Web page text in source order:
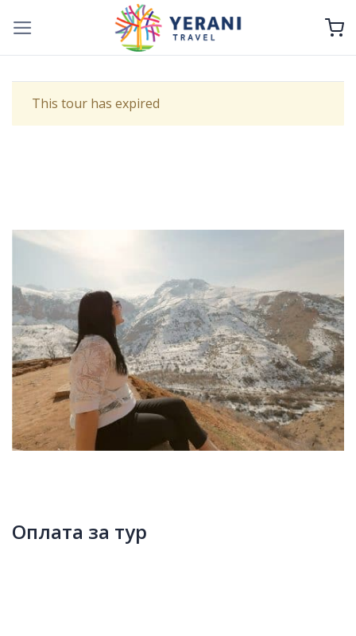
This tour has expired
Оплата за тур